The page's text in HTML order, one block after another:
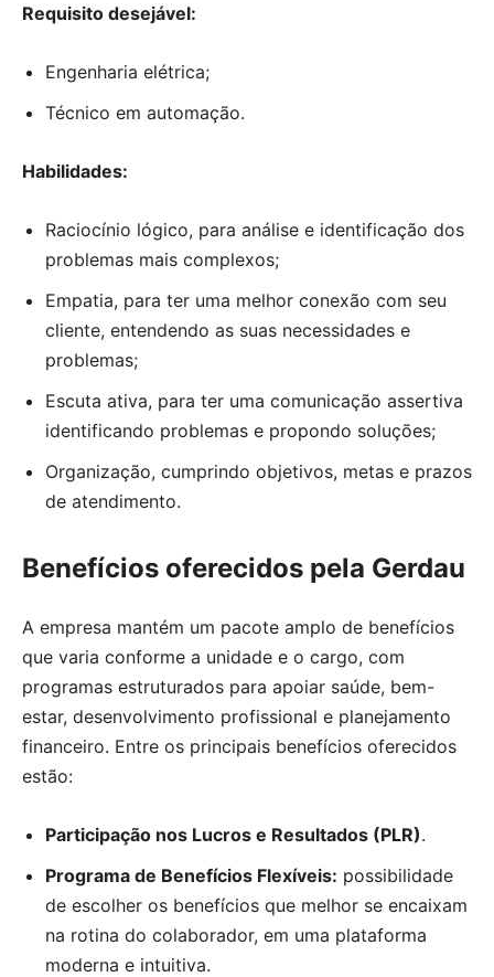
Requisito desejável:
Engenharia elétrica;
Técnico em automação.
Habilidades:
Raciocínio lógico, para análise e identificação dos
problemas mais complexos;
Empatia, para ter uma melhor conexão com seu
cliente, entendendo as suas necessidades e
problemas;
Escuta ativa, para ter uma comunicação assertiva
identificando problemas e propondo soluções;
Organização, cumprindo objetivos, metas e prazos
de atendimento.
Benefícios oferecidos pela Gerdau
A empresa mantém um pacote amplo de benefícios
que varia conforme a unidade e o cargo, com
programas estruturados para apoiar saúde, bem-
estar, desenvolvimento profissional e planejamento
financeiro. Entre os principais benefícios oferecidos
estão:
Participação nos Lucros e Resultados (PLR).
Programa de Benefícios Flexíveis: possibilidade
de escolher os benefícios que melhor se encaixam
na rotina do colaborador, em uma plataforma
moderna e intuitiva.